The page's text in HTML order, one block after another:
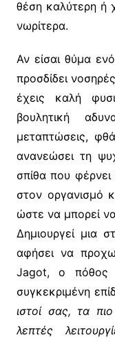
θέση καλύτερη ή
νωρίτερα.
Αν είσαι θύμα
προσδίδει
έχεις καλή
βουλητική
μεταπτώσεις,
ανανεώσει τη
σπίθα που
στον οργανισμό
ώστε να μπορεί
Δημιουργεί μια
αφήσει να
Jagot, ο πόθος
συγκεκριμένη
ιστοί σας, τα
λεπτές